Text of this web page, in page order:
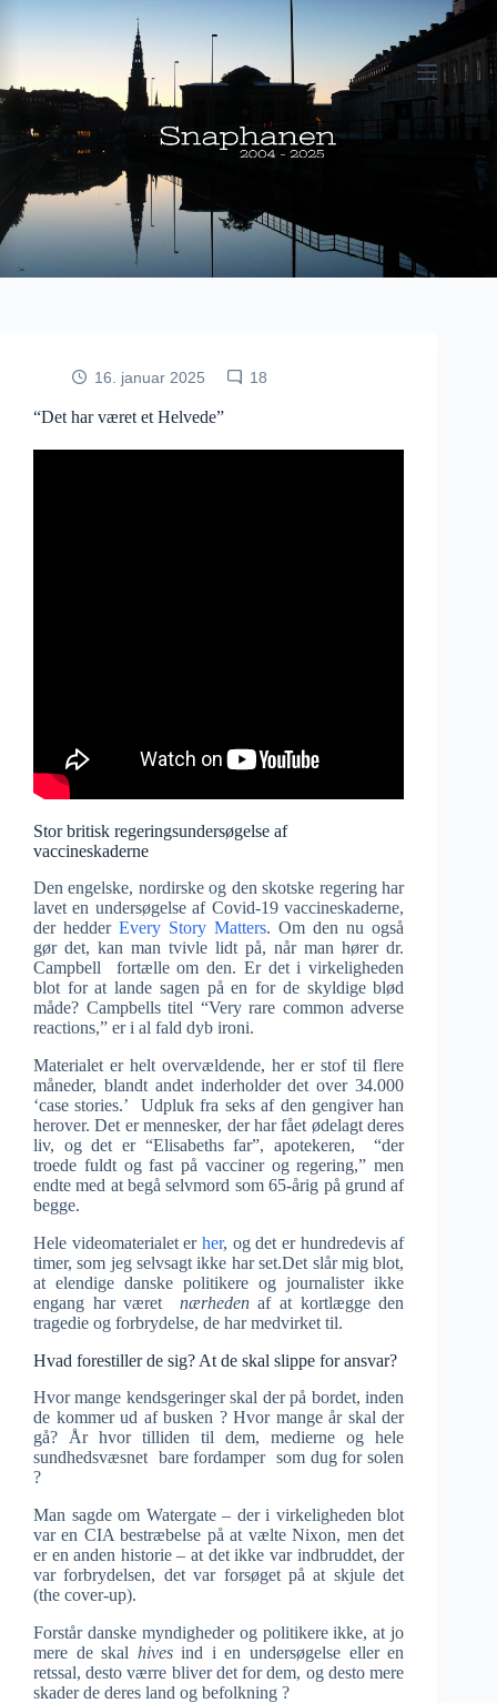
16. januar 2025 18
“Det har været et Helvede”
Stor britisk regeringsundersøgelse af
vaccineskaderne
Den engelske, nordirske og den skotske regering har
lavet en undersøgelse af Covid-19 vaccineskaderne,
der hedderEvery Story Matters. Om den nu også
gør det, kan man tvivle lidt på, når man hører dr.
Campbell fortælle om den. Er det i virkeligheden
blot for at lande sagen på en for de skyldige blød
måde? Campbells titel “Very rare common adverse
reactions,” er i al fald dyb ironi.
Materialet er helt overvældende, her er stof til flere
måneder, blandt andet inderholder det over 34.000
‘case stories.’ Udpluk fra seks af den gengiver han
herover. Det er mennesker, der har fået ødelagt deres
liv, og det er “Elisabeths far”, apotekeren, “der
troede fuldt og fast på vacciner og regering,” men
endte med at begå selvmord som 65-årig på grund af
begge.
Hele videomaterialet erher, og det er hundredevis af
timer, som jeg selvsagt ikke har set.Det slår mig blot,
at elendige danske politikere og journalister ikke
engang har været nærhedenaf at kortlægge den
tragedie og forbrydelse, de har medvirket til.
Hvad forestiller de sig? At de skal slippe for ansvar?
Hvor mange kendsgeringer skal der på bordet, inden
de kommer ud af busken ? Hvor mange år skal der
gå? År hvor tilliden til dem, medierne og hele
sundhedsvæsnet bare fordamper som dug for solen
?
Man sagde om Watergate – der i virkeligheden blot
var en CIA bestræbelse på at vælte Nixon, men det
er en anden historie – at det ikke var indbruddet, der
var forbrydelsen, det var forsøget på at skjule det
(the cover-up).
Forstår danske myndigheder og politikere ikke, at jo
mere de skal hivesind i en undersøgelse eller en
retssal, desto værre bliver det for dem, og desto mere
skader de deres land og befolkning ?